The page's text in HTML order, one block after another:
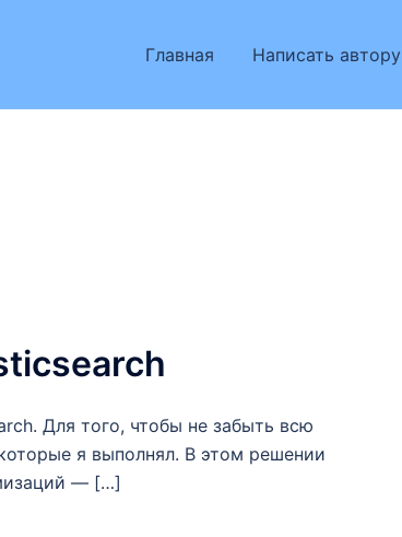
Главная Написать автору
Для того, чтобы не забыть всю
я выполнял. В этом решении
— […]